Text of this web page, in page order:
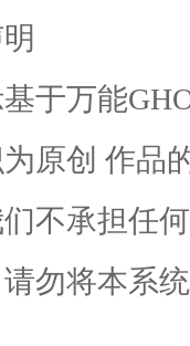
于万能
原创 作品
不承担任
勿将本系